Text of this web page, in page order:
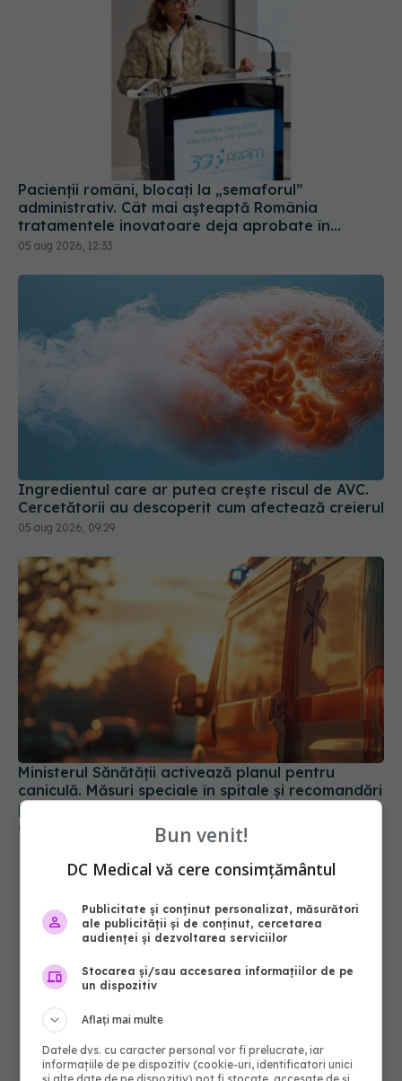
Pacienții români, blocați la „semaforul”
administrativ. Cât mai așteaptă România
tratamentele inovatoare deja aprobate în
Europa
05 aug 2026, 12:33
Ingredientul care ar putea crește riscul de AVC.
Cercetătorii au descoperit cum afectează creierul
Ministerul Sănătății activează planul pentru
caniculă. Măsuri speciale în spitale și recomandări
pentru populație
03 aug 2026, 10:30
Bun venit!
DC Medical vă cere consimțământul
Publicitate și conținut personalizat, măsurători
ale publicității și de conținut, cercetarea
audienței și dezvoltarea serviciilor
Stocarea și/sau accesarea informațiilor de pe
un dispozitiv
Aflați mai multe
Datele dvs. cu caracter personal vor fi prelucrate, iar
informațiile de pe dispozitiv (cookie-uri, identificatori unici